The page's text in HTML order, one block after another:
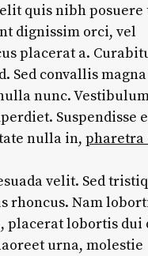
quis nibh
dignissim orci, vel
placerat a.
Sed convallis
nunc.
Suspendisse
nulla in, pharetra
velit. Sed
rhoncus. Nam
lobortis dui
urna, molestie